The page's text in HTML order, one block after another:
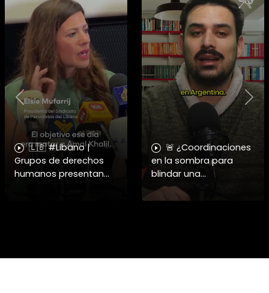
🇱🇧 #Libano |
Grupos de derechos
humanos presentan
🚨 ¿Coordinaciones
en la sombra para
blindar una
candidatura
presidencial? Nuevos
Previous